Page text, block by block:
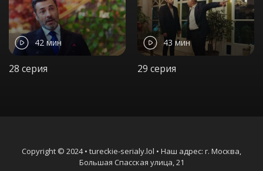
42 мин
28 серия
43 мин
29 серия
Copyright © 2024 • tureckie-serialy.lol • Наш адрес: г. Москва,
Большая Спасская улица, 21